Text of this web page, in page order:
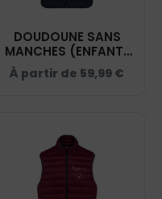
DOUDOUNE SANS
MANCHES (ENFANT)
- ECURIE COEUR DE
SOLOGNE - NAVY -
À partir de 59,99 €